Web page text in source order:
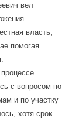
вел
власть,
помогая
с вопросом по
и по участку
хотя срок